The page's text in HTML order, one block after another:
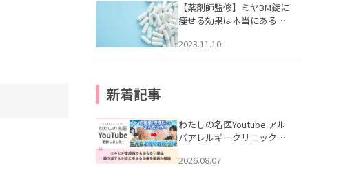
【薬剤師監修】ミヤBM錠に
痩せる効果は本当にある
2023.11.10
新着記事
わたしの名医Youtube アル
バアレルギークリニック札
らない理由｜繰り返す人が
2026.08.07